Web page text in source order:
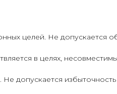
целей. Не допускается
в целях,
допускается избыточность